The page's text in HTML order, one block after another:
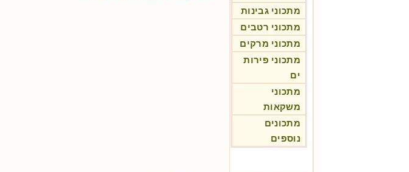
מתכוני גבינות
מתכוני רטבים
מתכוני מרקים
מתכוני פירות
ים
מתכוני
משקאות
מתכונים
נוספים